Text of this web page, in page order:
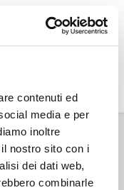
contenuti ed
media e per
inoltre
nostro sito con i
dei dati web,
combinarle